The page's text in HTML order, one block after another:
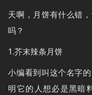
天啊，月饼有什么错
吗？
1.芥末辣条月饼
小编看到叫这个名字
明它的人想必是黑暗